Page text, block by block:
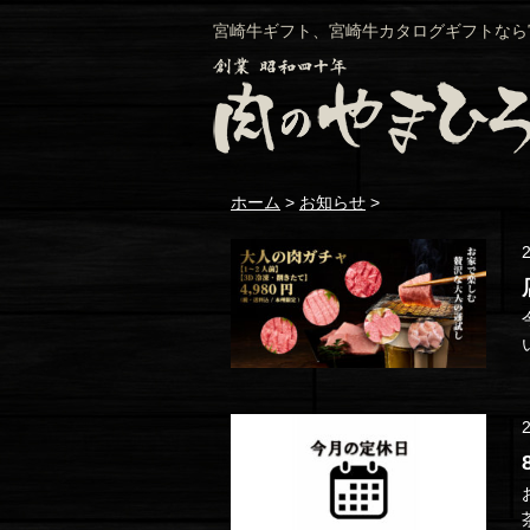
宮崎牛ギフト、宮崎牛カタログギフトな
ホーム > お知らせ >
お知